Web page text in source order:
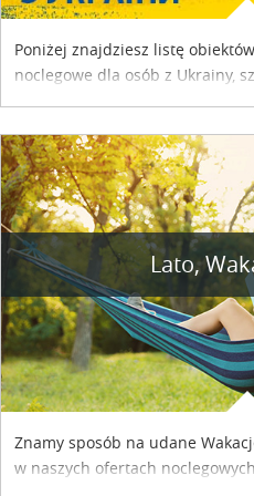
Poniżej znajdziesz listę
noclegowe dla osób z Ukrainy,
Lato,
Znamy sposób na udane
w naszych ofertach